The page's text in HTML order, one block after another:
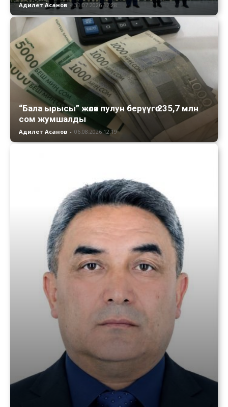
Адилет Асанов - 31.07.2026 17:28
“Бала ырысы” жөлөк пулун берүүгө 235,7 млн
сом жумшалды
Адилет Асанов - 06.08.2026 12:19